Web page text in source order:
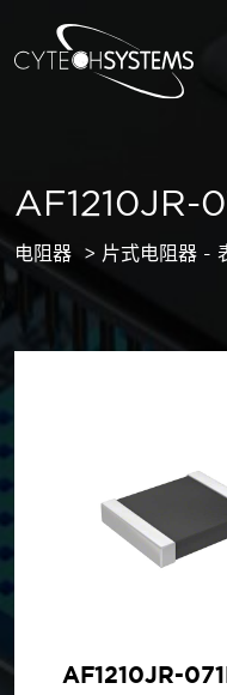
AF1210JR-
电阻器 片式电阻器 -
AF1210JR-